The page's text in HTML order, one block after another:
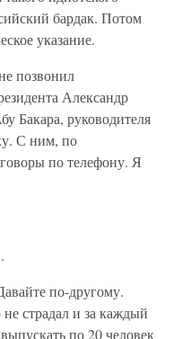
бардак. Потом
указание.
позвонил
Александр
Бакара, руководителя
С ним, по
по телефону. Я
по-другому.
страдал и за каждый
по 20 человек